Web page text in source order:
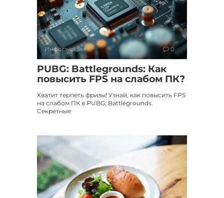
Информация 0
PUBG: Battlegrounds: Как
повысить FPS на слабом ПК?
Хватит терпеть фризы! Узнай, как повысить FPS
на слабом ПК в PUBG: Battlegrounds.
Секретные